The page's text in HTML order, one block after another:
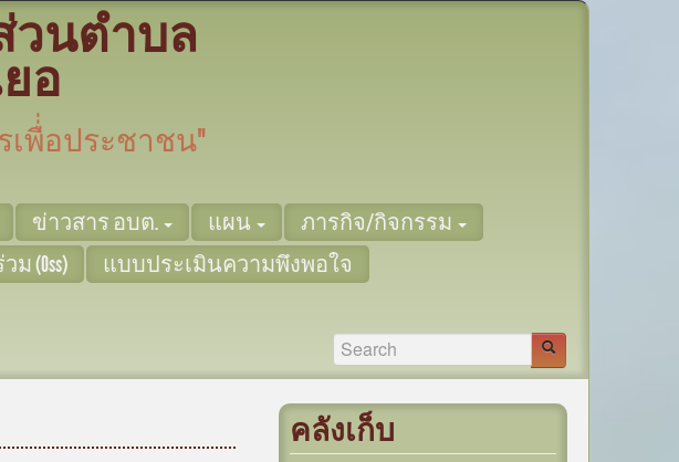
วนตำบล
อ
เพื่่อประชาชน"
ข่าวสาร อบต. แผน
ภารกิจ/กิจกรรม
(Oss)
แบบประเมินความพึงพอใจ
คลังเก็บ